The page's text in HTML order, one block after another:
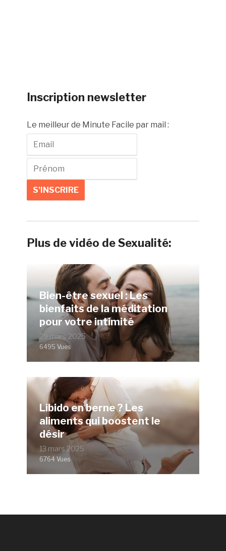
Inscription newsletter
Le meilleur de Minute Facile par mail :
Plus de vidéo de Sexualité:
Bien-être sexuel : Les
bienfaits de la méditation
pour votre intimité
29 mars 2025
6495 Vues
Libido en berne ? Les
aliments qui boostent le
désir
13 mars 2025
6764 Vues